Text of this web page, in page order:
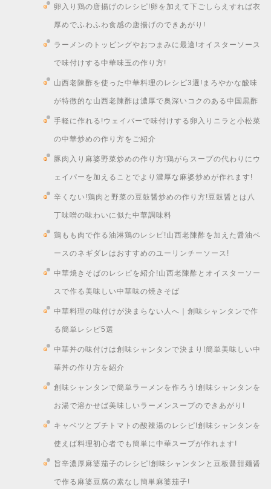
卵入り鶏の唐揚げのレシピ!卵を加えて下ごしらえすれば衣
厚めでふわふわ食感の唐揚げのできあがり!
ラーメンのトッピングやおつまみに最適!オイスターソース
で味付けする中華味玉の作り方!
山西老陳酢を使った中華料理のレシピ3選!まろやかな酸味
が特徴的な山西老陳酢は濃厚で奥深いコクのある中国黒酢
手軽に作れる!ウェイパーで味付けする卵入りニラと小松菜
の中華炒めの作り方をご紹介
豚肉入り麻婆野菜炒めの作り方!鶏がらスープの代わりにウ
ェイパーを加えることでより濃厚な麻婆炒めが作れます!
辛くない!鶏肉と野菜の豆鼓醤炒めの作り方!豆鼓醤とは八
丁味噌の味わいに似た中華調味料
鶏もも肉で作る油淋鶏のレシピ!山西老陳酢を加えた醤油ベ
ースのネギダレはおすすめのユーリンチーソース!
中華焼きそばのレシピを紹介!山西老陳酢とオイスターソー
スで作る美味しい中華味の焼きそば
中華料理の味付けが決まらない人へ｜創味シャンタンで作
る簡単レシピ5選
中華丼の味付けは創味シャンタンで決まり!簡単美味しい中
華丼の作り方を紹介
創味シャンタンで簡単ラーメンを作ろう!創味シャンタンを
お湯で溶かせば美味しいラーメンスープのできあがり!
キャベツとプチトマトの酸辣湯のレシピ!創味シャンタンを
使えば料理初心者でも簡単に中華スープが作れます!
旨辛濃厚麻婆茄子のレシピ!創味シャンタンと豆板醤甜麺醤
で作る麻婆豆腐の素なし簡単麻婆茄子!